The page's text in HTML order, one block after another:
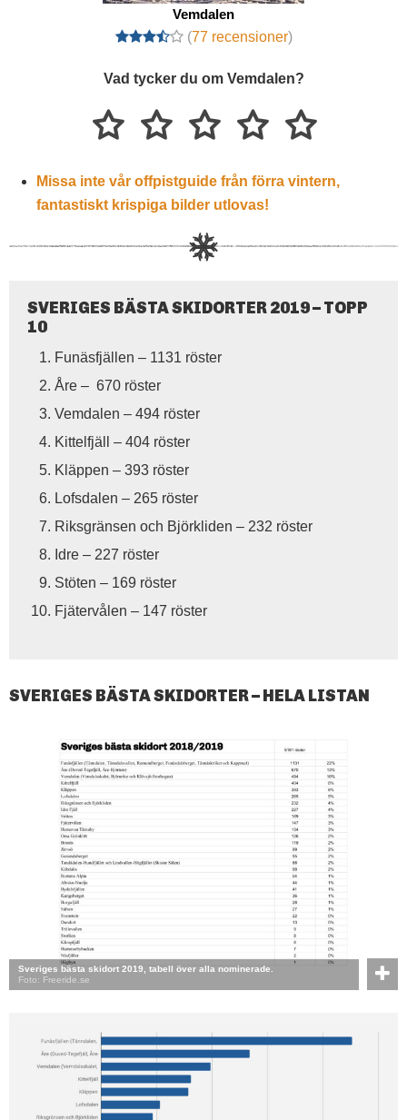
Vemdalen
(77 recensioner)
Vad tycker du om Vemdalen?
Missa inte vår offpistguide från förra vintern,
fantastiskt krispiga bilder utlovas!
SVERIGES BÄSTA SKIDORTER 2019 – TOPP
10
Funäsfjällen – 1131 röster
Åre – 670 röster
Vemdalen – 494 röster
Kittelfjäll – 404 röster
Kläppen – 393 röster
Lofsdalen – 265 röster
Riksgränsen och Björkliden – 232 röster
Idre – 227 röster
Stöten – 169 röster
Fjätervålen – 147 röster
SVERIGES BÄSTA SKIDORTER – HELA LISTAN
Sveriges bästa skidort 2019, tabell över alla nominerade.
Foto: Freeride.se